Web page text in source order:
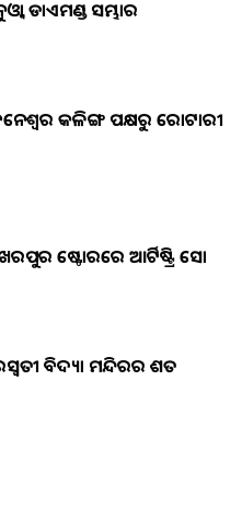
ଡାଏମଣ୍ଡ ସମ୍ଭାର
କଳିଙ୍ଗ ପକ୍ଷରୁ ରୋଟାରୀ
ଷ୍ଟୋରରେ ଆର୍ଟିଷ୍ଟ୍ରି ସୋ
ବିଦ୍ୟା ମନ୍ଦିରର ଶତ